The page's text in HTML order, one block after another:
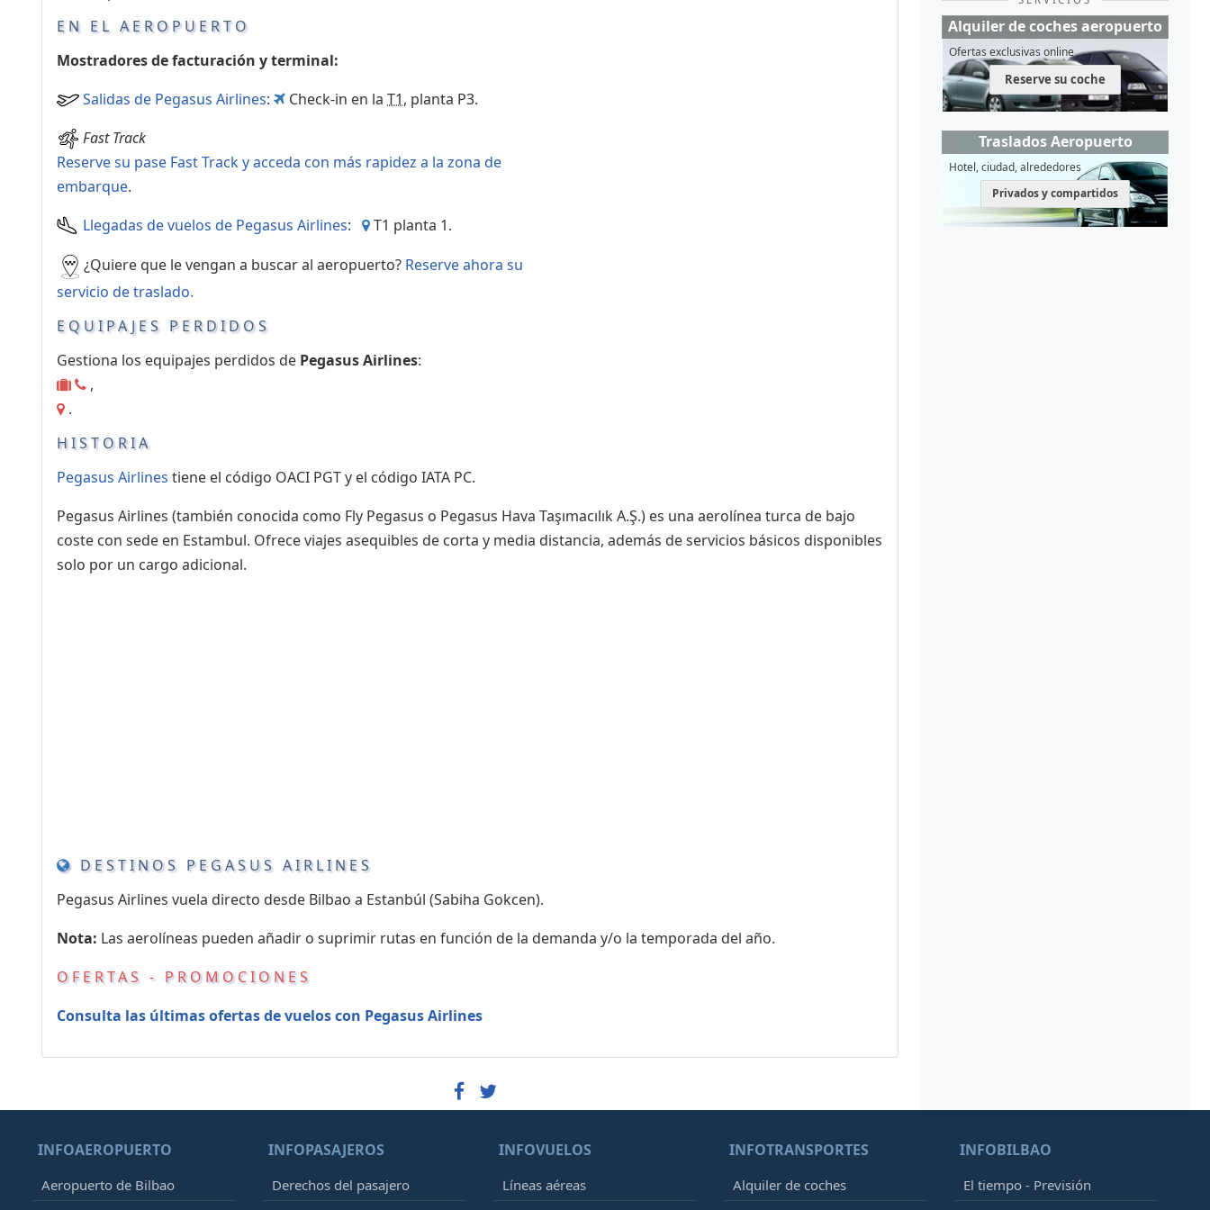
EN EL AEROPUERTO
Mostradores de facturación y terminal:
Salidas de Pegasus Airlines: Check-in en la T1, planta P3.
Fast Track
Reserve su pase Fast Track y acceda con más rapidez a la zona de
embarque.
Llegadas de vuelos de Pegasus Airlines:
T1 planta 1.
¿Quiere que le vengan a buscar al aeropuerto? Reserve ahora su
servicio de traslado.
EQUIPAJES PERDIDOS
Gestiona los equipajes perdidos de Pegasus Airlines:
,
.
HISTORIA
Pegasus Airlines tiene el código OACI PGT y el código IATA PC.
Pegasus Airlines (también conocida como Fly Pegasus o Pegasus Hava Taşımacılık A.Ş.) es una aerolínea turca de bajo
coste con sede en Estambul. Ofrece viajes asequibles de corta y media distancia, además de servicios básicos disponibles
solo por un cargo adicional.
DESTINOS PEGASUS AIRLINES
Pegasus Airlines vuela directo desde Bilbao a Estanbúl (Sabiha Gokcen).
Nota: Las aerolíneas pueden añadir o suprimir rutas en función de la demanda y/o la temporada del año.
OFERTAS - PROMOCIONES
Consulta las últimas ofertas de vuelos con Pegasus Airlines
Alquiler de coches aeropuerto
Ofertas exclusivas online
Reserve su coche
Traslados Aeropuerto
Hotel, ciudad, alrededores
Privados y compartidos
INFOAEROPUERTO
Aeropuerto de Bilbao
INFOPASAJEROS
Derechos del pasajero
INFOVUELOS
Líneas aéreas
INFOTRANSPORTES
Alquiler de coches
INFOBILBAO
El tiempo - Previsión